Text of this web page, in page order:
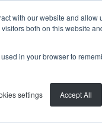
with our website and allow
both on this website
in your browser to
settings Accept All